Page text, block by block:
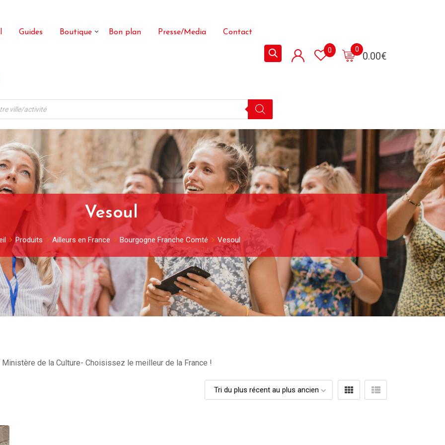
Guides Boutique Bon plan Presse/Media Contact
0.00€
0
0
Vesoul
Produits Ailleurs en France Bourgogne Franche Comté Vesoul
de la Culture- Choisissez le meilleur de la France !